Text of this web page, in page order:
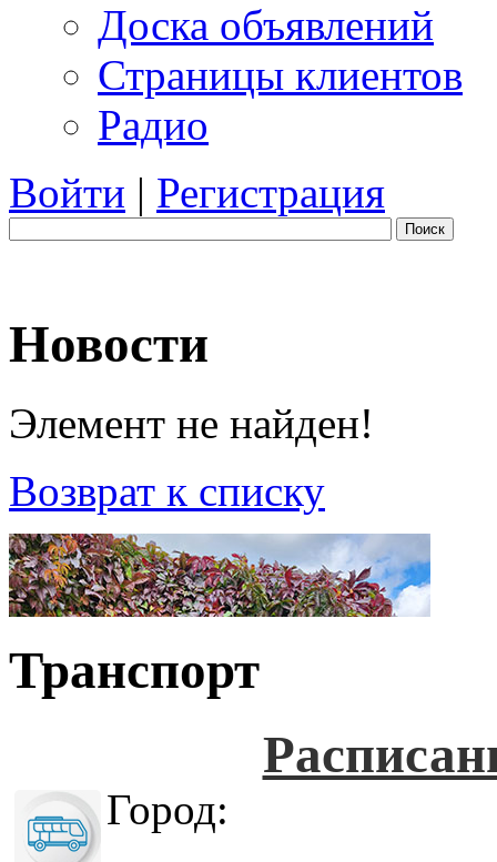
Доска объявлений
Страницы клиентов
Радио
Войти | Регистрация
Поиск
Новости
Элемент не найден!
Возврат к списку
Транспорт
Город: